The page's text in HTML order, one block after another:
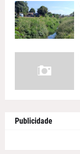
Publicidade